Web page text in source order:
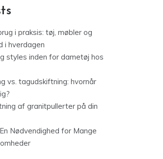
i praksis: tøj, møbler og
i hverdagen
styles inden for dametøj hos
vs. tagudskiftning: hvornår
af granitpullerter på din
Nødvendighed for Mange